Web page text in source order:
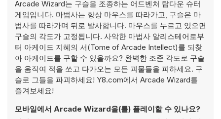
Arcade Wizard는 구슬을 조종하는 어드벤처 탑다운 슈터
게임입니다. 마법사는 항상 마우스를 따라가고, 구슬은 마
법사를 따라가며 뒤로 발사합니다. 마우스를 누르고 있으면
구슬의 각도가 고정됩니다. 사악한 마법사 알리스테어로부
터 아케이드 지혜의 서(Tome of Arcade Intellect)를 되찾
아 아케이드를 구할 수 있을까요? 완벽한 조준 각도로 구슬
을 움직여 적을 쏘고 다가오는 모든 괴물들을 피하세요. 구
슬로 그들을 파괴하세요! Y8.com에서 Arcade Wizard를
즐겨보세요!
모바일에서 Arcade Wizard을(를) 플레이할 수 있나요?